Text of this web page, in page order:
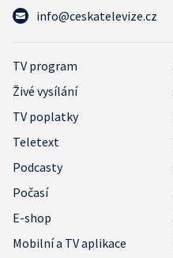
info@ceskatelevize.cz
TV program
Živé vysílání
TV poplatky
Teletext
Podcasty
Počasí
E-shop
Mobilní a TV aplikace